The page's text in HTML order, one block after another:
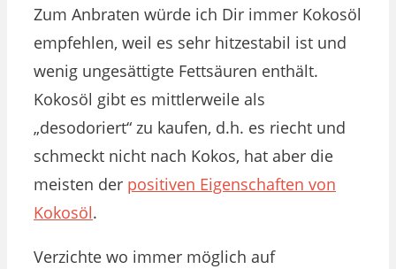
Zum Anbraten würde ich Dir immer Kokosöl
empfehlen, weil es sehr hitzestabil ist und
wenig ungesättigte Fettsäuren enthält.
Kokosöl gibt es mittlerweile als
„desodoriert“ zu kaufen, d.h. es riecht und
schmeckt nicht nach Kokos, hat aber die
meisten der positiven Eigenschaften von
Kokosöl.
Verzichte wo immer möglich auf